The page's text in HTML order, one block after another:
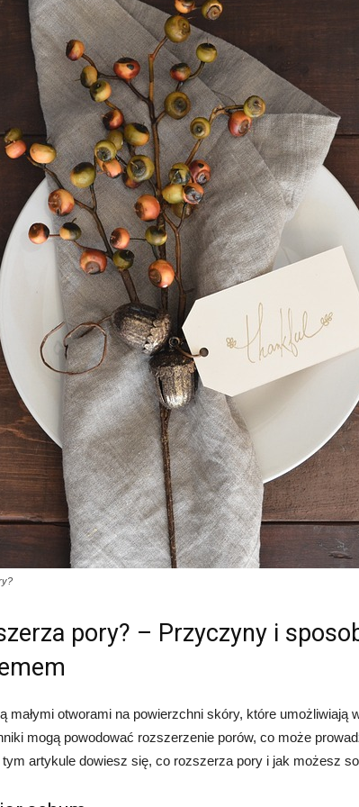
pory? – Przyczyny i
małymi otworami na powierzchni skóry, które umożliwiają
mogą powodować rozszerzenie porów, co może
artykule dowiesz się, co rozszerza pory i jak możesz